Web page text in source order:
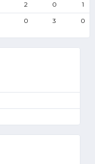
2 0 1
0 3 0